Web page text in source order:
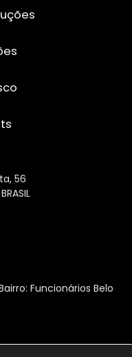
56
Funcionários Belo